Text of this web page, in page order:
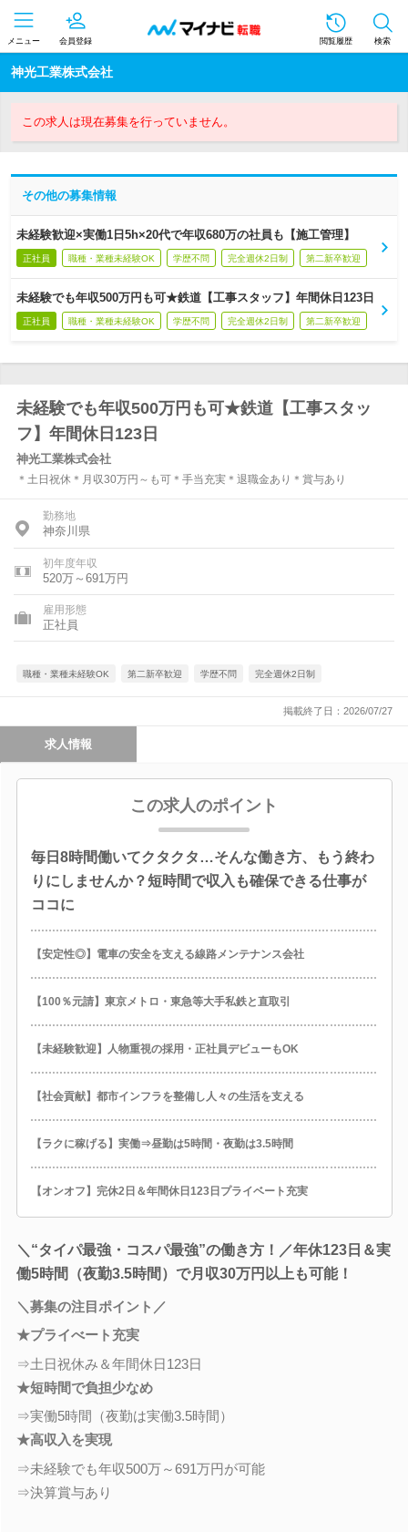
メニュー 会員登録 閲覧履歴 検索
神光工業株式会社
この求人は現在募集を行っていません。
その他の募集情報
未経験歓迎×実働1日5h×20代で年収680万の社員も【施工管理】
正社員 職種・業種未経験OK 学歴不問 完全週休2日制 第二新卒歓迎
未経験でも年収500万円も可★鉄道【工事スタッフ】年間休日123日
正社員 職種・業種未経験OK 学歴不問 完全週休2日制 第二新卒歓迎
未経験でも年収500万円も可★鉄道【工事スタッ
フ】年間休日123日
神光工業株式会社
＊土日祝休＊月収30万円～も可＊手当充実＊退職金あり＊賞与あり
勤務地
神奈川県
初年度年収
520万～691万円
雇用形態
正社員
職種・業種未経験OK 第二新卒歓迎 学歴不問 完全週休2日制
掲載終了日：2026/07/27
求人情報
この求人のポイント
毎日8時間働いてクタクタ…そんな働き方、もう終わ
りにしませんか？短時間で収入も確保できる仕事が
ココに
【安定性◎】電車の安全を支える線路メンテナンス会社
【100％元請】東京メトロ・東急等大手私鉄と直取引
【未経験歓迎】人物重視の採用・正社員デビューもOK
【社会貢献】都市インフラを整備し人々の生活を支える
【ラクに稼げる】実働⇒昼勤は5時間・夜勤は3.5時間
【オンオフ】完休2日＆年間休日123日プライベート充実
＼“タイパ最強・コスパ最強”の働き方！／年休123日＆実
働5時間（夜勤3.5時間）で月収30万円以上も可能！
＼募集の注目ポイント／
★プライべート充実
⇒土日祝休み＆年間休日123日
★短時間で負担少なめ
⇒実働5時間（夜勤は実働3.5時間）
★高収入を実現
⇒未経験でも年収500万～691万円が可能
⇒決算賞与あり